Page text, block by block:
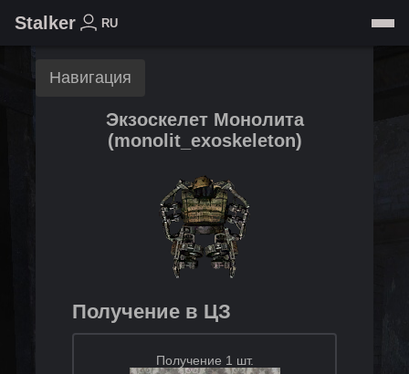
Stalker RU
Навигация
Экзоскелет Монолита
(monolit_exoskeleton)
Получение в ЦЗ
Получение 1 шт.